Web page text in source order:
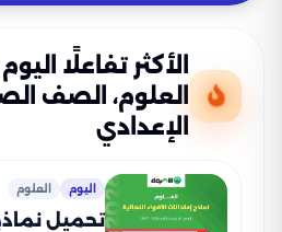
الأكثر تفاعلًا
العلوم، الصف
الإعدادي
اليوم العلوم
تحميل